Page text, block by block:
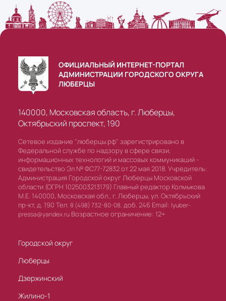
ОФИЦИАЛЬНЫЙ ИНТЕРНЕТ-ПОРТАЛ
АДМИНИСТРАЦИИ ГОРОДСКОГО ОКРУГА
ЛЮБЕРЦЫ
140000, Московская область, г. Люберцы,
Октябрьский проспект, 190
Сетевое издание "люберцы.рф" зарегистрировано в
Федеральной службе по надзору в сфере связи,
информационных технологий и массовых коммуникаций -
свидетельство Эл № ФС77-72832 от 22 мая 2018. Учредитель:
Администрация Городской округ Люберцы Московской
области (ОГРН 1025003213179) Главный редактор Колмыкова
М.Е. 140000, Московская обл., г. Люберцы, ул. Октябрьский
пр-кт, д. 190 Тел. 8 (498) 732-80-08, доб. 246 Email: lyuber-
pressa@yandex.ru Возрастное ограничение: 12+
Городской округ
Люберцы
Дзержинский
Жилино-1